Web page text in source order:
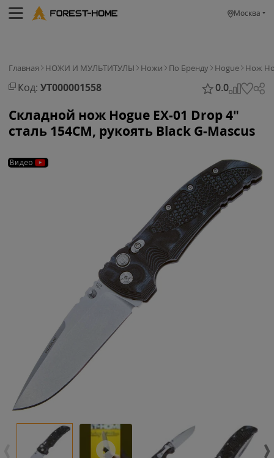
Москва
Главная НОЖИ И МУЛЬТИТУЛЫ Ножи По Бренду Hogue Нож
Код: УТ000001558 0.0
Складной нож Hogue EX-01 Drop 4"
сталь 154CM, рукоять Black G-Mascus
Видео